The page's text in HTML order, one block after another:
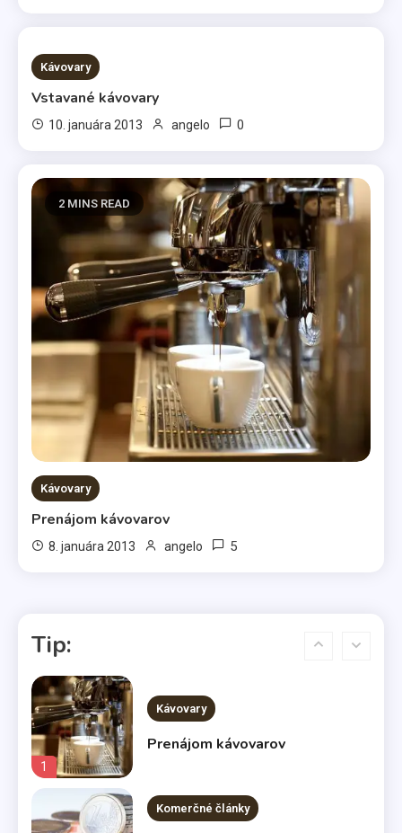
2 MINS READ
Kávovary
Vstavané kávovary
10. januára 2013 angelo 0
2 MINS READ
Kávovary
Prenájom kávovarov
8. januára 2013 angelo 5
Tip:
3
Životný štýl
Všetci máme svoje slabosti
4
Kávy
Káva illy
5
Vo svetle reflektorov
1
Kávovary
Prenájom kávovarov
Komerčné články